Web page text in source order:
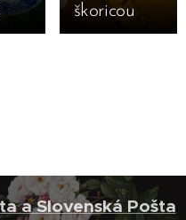
škoricou
a Slovenská Pošta